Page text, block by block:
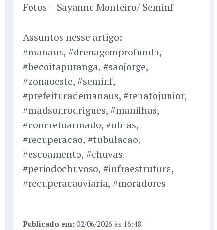
Fotos – Sayanne Monteiro/ Seminf
Assuntos nesse artigo:
#manaus, #drenagemprofunda,
#becoitapuranga, #saojorge,
#zonaoeste, #seminf,
#prefeiturademanaus, #renatojunior,
#madsonrodrigues, #manilhas,
#concretoarmado, #obras,
#recuperacao, #tubulacao,
#escoamento, #chuvas,
#periodochuvoso, #infraestrutura,
#recuperacaoviaria, #moradores
Publicado em: 02/06/2026 às 16:48